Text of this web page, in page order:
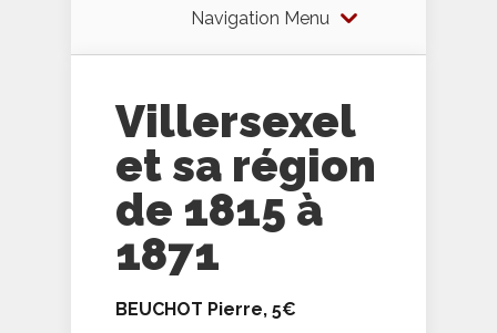
Navigation Menu
Villersexel
et sa région
de 1815 à
1871
BEUCHOT Pierre, 5€